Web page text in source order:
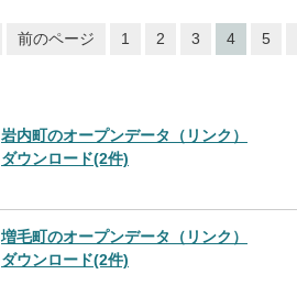
前のページ 1 2 3 4 5
岩内町のオープンデータ（リンク）
ダウンロード(2件)
増毛町のオープンデータ（リンク）
ダウンロード(2件)